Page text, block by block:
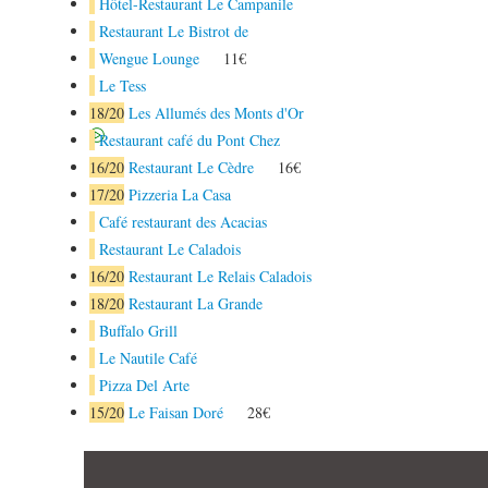
Restaurant Le Bistrot de
Wengue Lounge
11€
Le Tess
18/20 Les Allumés des Monts d'Or
Restaurant café du Pont Chez
16/20 Restaurant Le Cèdre
16€
17/20 Pizzeria La Casa
Café restaurant des Acacias
Restaurant Le Caladois
16/20 Restaurant Le Relais Caladois
18/20 Restaurant La Grande
Buffalo Grill
Le Nautile Café
Pizza Del Arte
15/20 Le Faisan Doré 28€